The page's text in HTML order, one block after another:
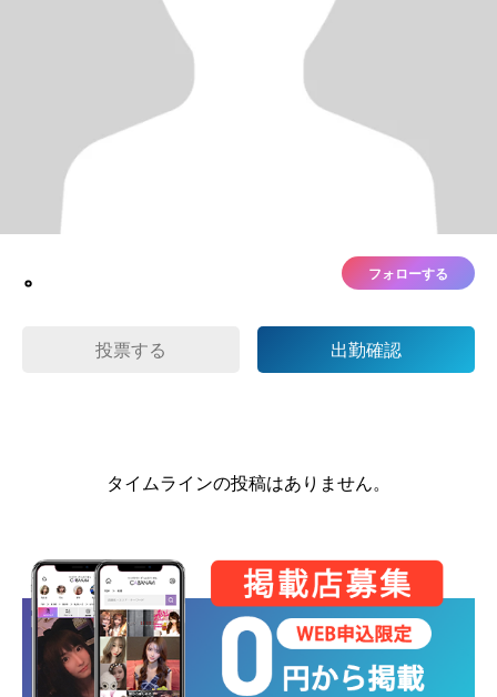
。 フォローする
投票する 出勤確認
タイムラインの投稿はありません。